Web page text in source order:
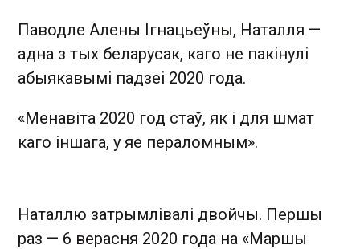
Паводле Алены Ігнацьеўны, Наталля —
адна з тых беларусак, каго не пакінулі
абыякавымі падзеі 2020 года.
«Менавіта 2020 год стаў, як і для шмат
каго іншага, у яе пераломным».
Наталлю затрымлівалі двойчы. Першы
раз — 6 верасня 2020 года на «Маршы